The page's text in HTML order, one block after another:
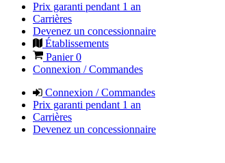
Prix garanti pendant 1 an
Carrières
Devenez un concessionnaire
Établissements
Panier0
Connexion / Commandes
Connexion / Commandes
Prix garanti pendant 1 an
Carrières
Devenez un concessionnaire